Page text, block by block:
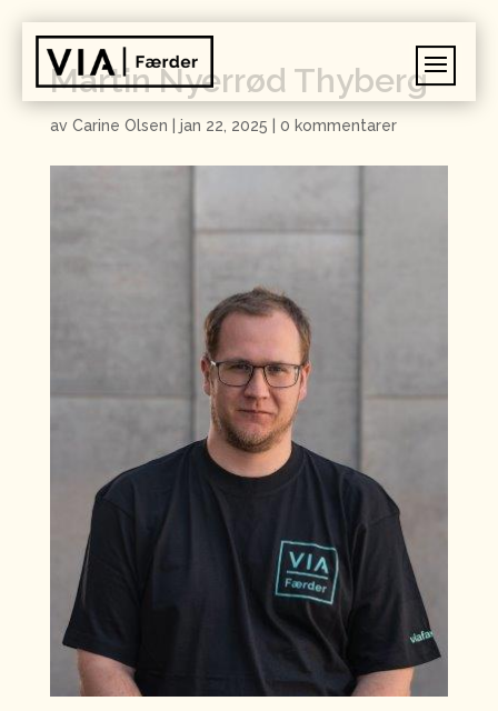
Martin Nyerrød Thyberg
av Carine Olsen jan 22, 2025 0 kommentarer